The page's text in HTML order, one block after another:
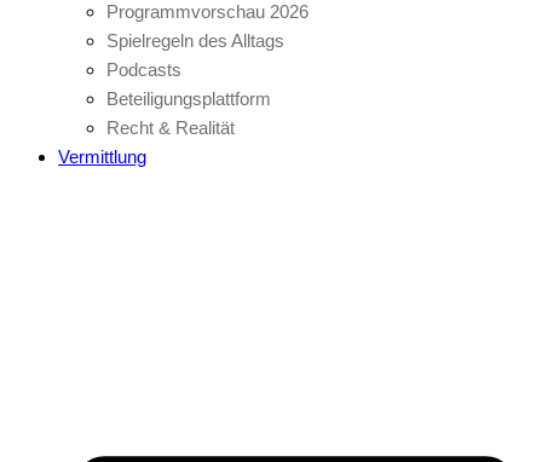
Programmvorschau 2026
Spielregeln des Alltags
Podcasts
Beteiligungsplattform
Recht & Realität
Vermittlung